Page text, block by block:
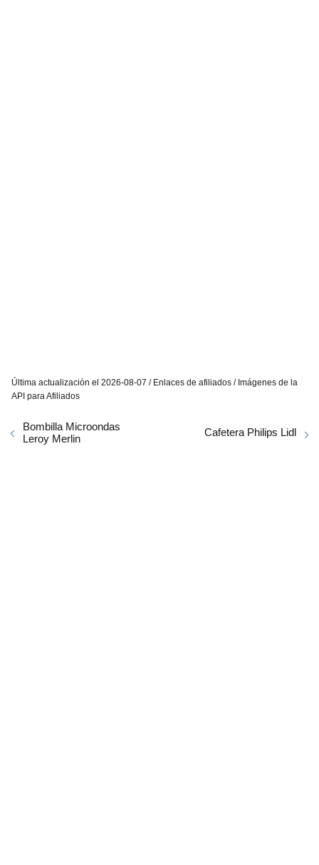
Última actualización el 2026-08-07 / Enlaces de afiliados / Imágenes de la
API para Afiliados
Bombilla Microondas
Leroy Merlin
Cafetera Philips Lidl